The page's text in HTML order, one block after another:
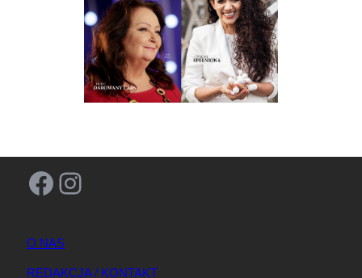
Facebook Instagram
O NAS
REDAKCJA / KONTAKT